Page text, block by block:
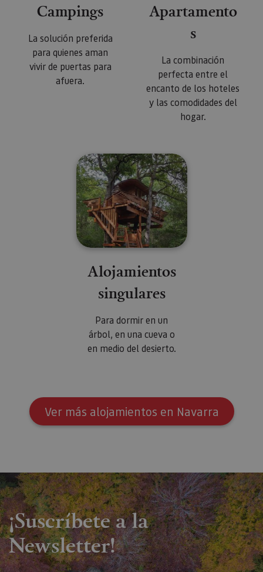
Campings
La solución preferida
para quienes aman
vivir de puertas para
afuera.
Apartamento
s
La combinación
perfecta entre el
encanto de los hoteles
y las comodidades del
hogar.
Alojamientos
singulares
Para dormir en un
árbol, en una cueva o
en medio del desierto.
Ver más alojamientos en Navarra
¡Suscríbete a la
Newsletter!